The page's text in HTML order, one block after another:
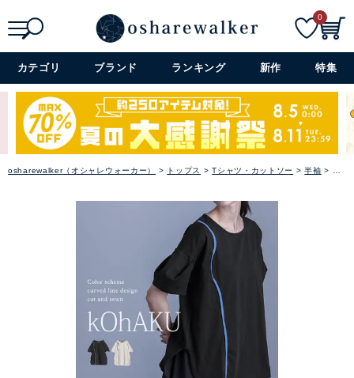
詳細検索+
0
カテゴリ ブランド ランキング 新作 特集
アクセサリー
ファッション雑貨
セレモニー・オケージョン
アイテム特集
閉じる
osharewalker（オシャレウォーカー） トップス Tシャツ・カットソー 半袖